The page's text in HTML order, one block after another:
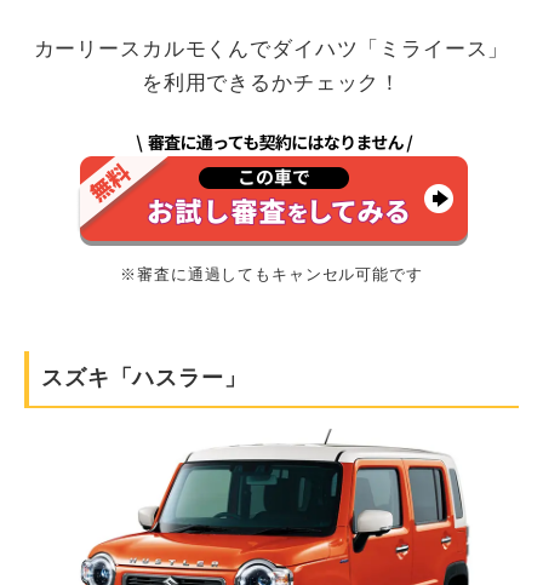
カーリースカルモくんでダイハツ「ミライース」
を利用できるかチェック！
※審査に通過してもキャンセル可能です
スズキ「ハスラー」